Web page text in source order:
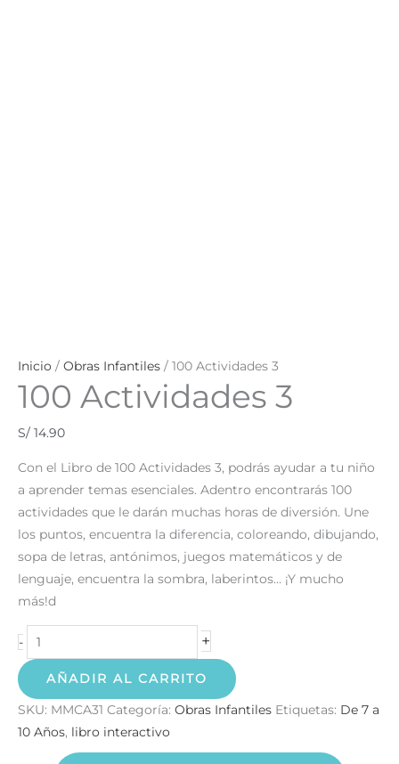
Inicio / Obras Infantiles / 100 Actividades 3
100 Actividades 3
S/ 14.90
Con el Libro de 100 Actividades 3, podrás ayudar a tu niño
a aprender temas esenciales. Adentro encontrarás 100
actividades que le darán muchas horas de diversión. Une
los puntos, encuentra la diferencia, coloreando, dibujando,
sopa de letras, antónimos, juegos matemáticos y de
lenguaje, encuentra la sombra, laberintos… ¡Y mucho
más!d
- +
AÑADIR AL CARRITO
SKU: MMCA31 Categoría: Obras Infantiles Etiquetas: De 7 a
10 Años, libro interactivo